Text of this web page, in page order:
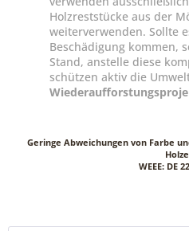
Holzreststücke aus der
weiterverwenden. Sollte
Beschädigung kommen,
Stand, anstelle diese
schützen aktiv die
Geringe Abweichungen von Farbe
WEEE: DE